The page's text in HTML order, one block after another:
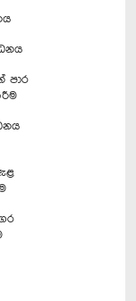
පාර